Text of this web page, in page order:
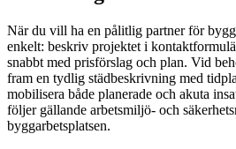
När du vill ha en pålitlig partner för
enkelt: beskriv projektet i
snabbt med prisförslag och plan. Vid
fram en tydlig städbeskrivning med
mobilisera både planerade och akuta
följer gällande arbetsmiljö- och
byggarbetsplatsen.